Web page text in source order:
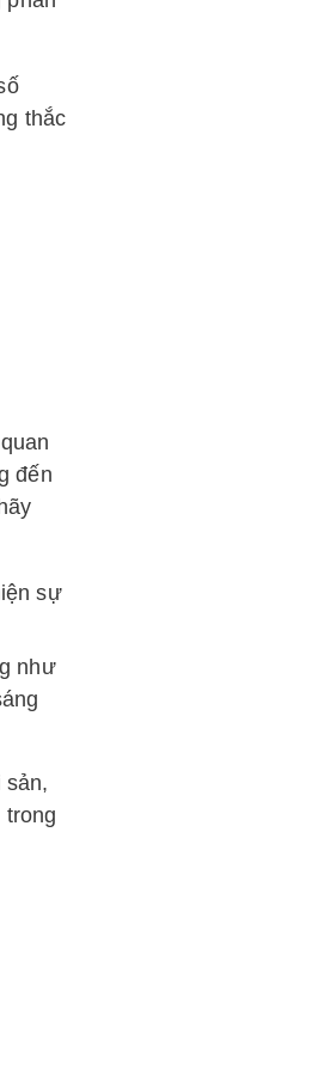
thắc
đến
sự
như
sản,
trong